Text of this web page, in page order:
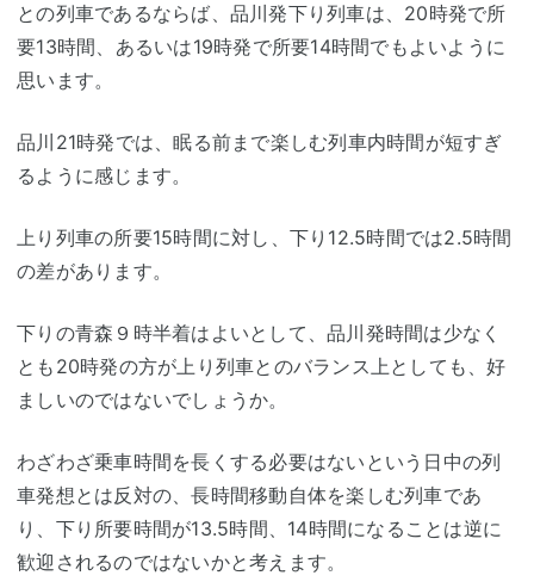
との列車であるならば、品川発下り列車は、20時発で所
要13時間、あるいは19時発で所要14時間でもよいように
思います。
品川21時発では、眠る前まで楽しむ列車内時間が短すぎ
るように感じます。
上り列車の所要15時間に対し、下り12.5時間では2.5時間
の差があります。
下りの青森９時半着はよいとして、品川発時間は少なく
とも20時発の方が上り列車とのバランス上としても、好
ましいのではないでしょうか。
わざわざ乗車時間を長くする必要はないという日中の列
車発想とは反対の、長時間移動自体を楽しむ列車であ
り、下り所要時間が13.5時間、14時間になることは逆に
歓迎されるのではないかと考えます。